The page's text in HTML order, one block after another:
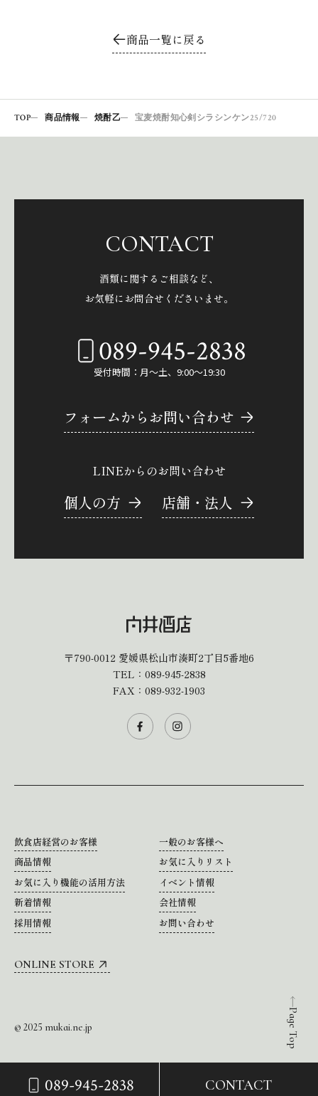
商品一覧に戻る
TOP 商品情報 焼酎乙 宝麦焼酎知心剣シラシンケン25/720
089-945-2838 CONTACT
Page Top
CONTACT
酒類に関するご相談など、
お気軽にお問合せくださいませ。
089-945-2838
受付時間：月～土、9:00～19:30
フォームからお問い合わせ
LINEからのお問い合わせ
個人の方 店舗・法人
〒790-0012 愛媛県松山市湊町2丁目5番地6
TEL： 089-945-2838
FAX：089-932-1903
飲食店経営のお客様
一般のお客様へ
商品情報
お気に入りリスト
お気に入り機能の活用方法
イベント情報
新着情報
会社情報
採用情報
お問い合わせ
ONLINE STORE
© 2025 mukai.ne.jp